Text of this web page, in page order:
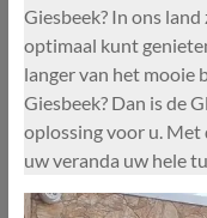
Giesbeek? In ons
optimaal kunt
langer van het mooie
Giesbeek? Dan is de
oplossing voor u.
uw veranda uw hele